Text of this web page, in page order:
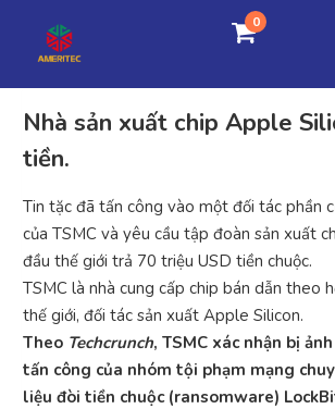
0
Nhà sản xuất chip Apple
tiền.
Tin tặc đã tấn công vào một đối tác phần
của TSMC và yêu cầu tập đoàn sản xuất
đầu thế giới trả 70 triệu USD tiền chuộc.
TSMC là nhà cung cấp chip bán dẫn theo
thế giới, đối tác sản xuất Apple Silicon.
Theo Techcrunch, TSMC xác nhận bị
tấn công của nhóm tội phạm mạng
liệu đòi tiền chuộc (ransomware)